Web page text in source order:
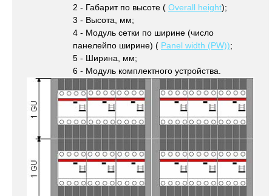
2 - Габарит по высоте ( Overall height);
3 - Высота, мм;
4 - Модуль сетки по ширине (число
панелейпо ширине) ( Panel width (PW));
5 - Ширина, мм;
6 - Модуль комплектного устройства.